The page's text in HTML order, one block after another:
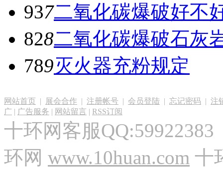
937二氧化碳爆破好不
828二氧化碳爆破石灰
789灭火器充粉规定
网站首页 | 展会合作 | 注册帐号 | 会员登陆 | 忘记密码 | 注
广 | 广告服务 | 网站留言 | RSS订阅
十环网客服
环网 www.10huan.com 十